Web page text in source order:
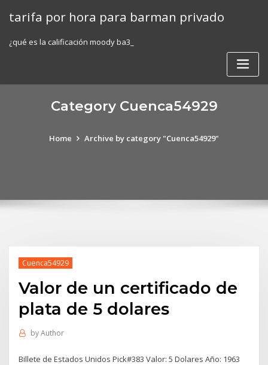
tarifa por hora para barman privado
¿qué es la calificación moody ba3_
Category Cuenca54929
Home Archive by category "Cuenca54929"
Cuenca54929
Valor de un certificado de
plata de 5 dolares
byAuthor
Billete de Estados Unidos Pick#383 Valor: 5 Dolares Año: 1963